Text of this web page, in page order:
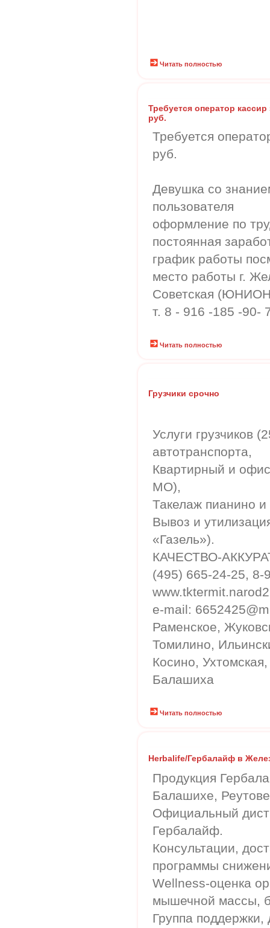
Читать полностью
Требуется оператор кассир
руб.
Требуется
руб.
Девушка со
пользователя
оформление по
постоянная
график работы
место работы г.
Советская
т. 8 - 916 -185 -90-
Читать полностью
Грузчики срочно
Услуги грузчиков
автотранспорта,
Квартирный и
МО),
Такелаж пианино
Вывоз и
«Газель»).
КАЧЕСТВО-
(495) 665-24-25, 8-
e-mail:
Раменское,
Томилино,
Косино,
Балашиха
Читать полностью
Herbalife/Гербалайф в
Продукция
Балашихе,
Официальный
Гербалайф.
Консультации,
программы
Wellness-оценка
мышечной массы,
Группа